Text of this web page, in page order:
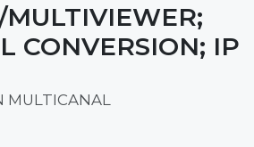
MULTIVIEWER;
CONVERSION; IP
MULTICANAL